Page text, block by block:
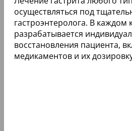
осуществляться под
гастроэнтеролога. В каждом
разрабатывается
восстановления пациента,
медикаментов и их